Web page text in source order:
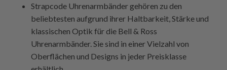
Strapcode Uhrenarmbänder gehören zu den
beliebtesten aufgrund ihrer Haltbarkeit, Stärke und
klassischen Optik für die Bell & Ross
Uhrenarmbänder. Sie sind in einer Vielzahl von
Oberflächen und Designs in jeder Preisklasse